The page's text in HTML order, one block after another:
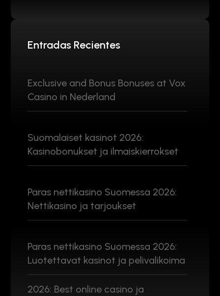
Entradas Recientes
Exclusive and Bonus Bonuses at Vox
Casino in Nederland
Suomalaiset kasinot 2026:
Kasinobonukset ja ilmaiskierrokset
Paras nettikasino Suomessa 2026:
Nettikasino ja tarjoukset
Paras nettikasino Suomessa 2026:
Luotettavat kasinot ja pelivalikoima
2026: Best online casino ja